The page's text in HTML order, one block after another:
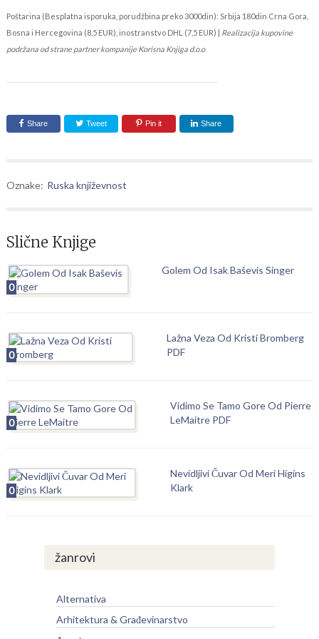
Poštarina (Besplatna isporuka, porudžbina preko 3000din): Srbija 180din Crna Gora,
Bosna i Hercegovina (8,5 EUR), inostranstvo DHL (7,5 EUR) | Realizacija kupovine
podržana od strane partner kompanije Korisna Knjiga d.o.o
Share Tweet Pin it Share
Oznake: Ruska književnost
Slične Knjige
0
Golem Od Isak Baševis Singer
0
Lažna Veza Od Kristi Bromberg
PDF
0
Vidimo Se Tamo Gore Od Pierre
LeMaitre PDF
0
Nevidljivi Čuvar Od Meri Higins
Klark
žanrovi
Alternativa
Arhitektura & Građevinarstvo